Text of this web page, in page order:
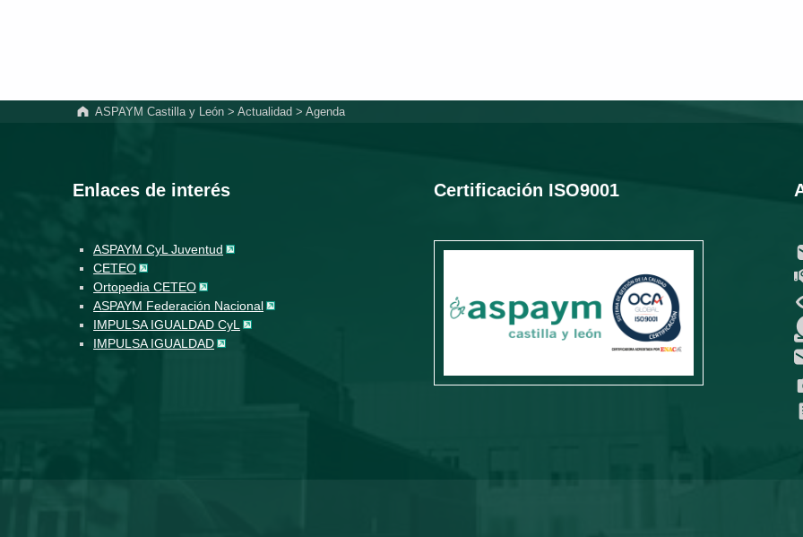
ASPAYM Castilla y León> Actualidad > Agenda
Enlaces de interés
ASPAYM CyL Juventud
CETEO
Ortopedia CETEO
ASPAYM Federación Nacional
IMPULSA IGUALDAD CyL
IMPULSA IGUALDAD
Certificación ISO9001